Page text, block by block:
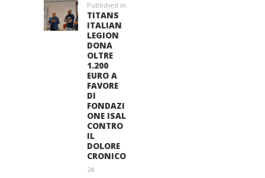
Published in
TITANS
ITALIAN
LEGION
DONA
OLTRE
1.200
EURO A
FAVORE
DI
FONDAZI
ONE ISAL
CONTRO
IL
DOLORE
CRONICO
24